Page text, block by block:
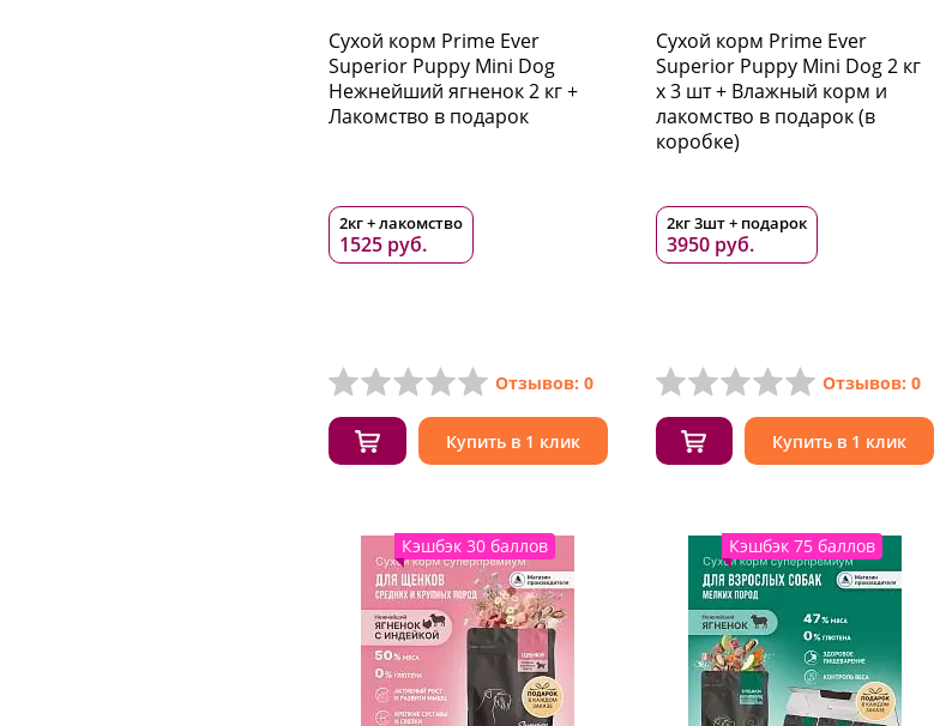
Сухой корм Prime Ever
Superior Puppy Mini Dog
Нежнейший ягненок 2 кг +
Лакомство в подарок
2кг + лакомство
1525 руб.
Отзывов: 0
Купить в 1 клик
Сухой корм Prime Ever
Superior Puppy Mini Dog 2 кг
х 3 шт + Влажный корм и
лакомство в подарок (в
коробке)
2кг 3шт + подарок
3950 руб.
Отзывов: 0
Купить в 1 клик
Кэшбэк 30 баллов Кэшбэк 75 баллов